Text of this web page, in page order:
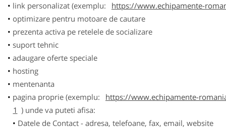
link personalizat (exemplu:
https://www.echipamente-
optimizare pentru motoare de cautare
prezenta activa pe retelele de socializare
suport tehnic
adaugare oferte speciale
hosting
mentenanta
pagina proprie (exemplu:
https://www.echipamente-
1 ) unde va puteti afisa:
Datele de Contact - adresa, telefoane, fax, email, website